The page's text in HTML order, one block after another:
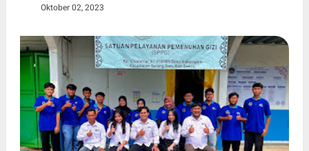
Oktober 02, 2023